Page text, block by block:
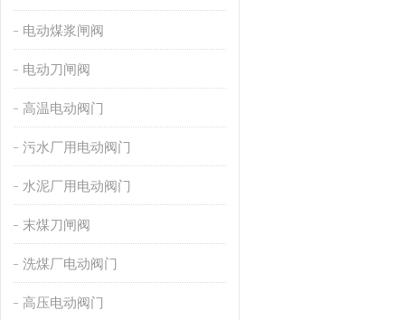
电动煤浆闸阀
电动刀闸阀
高温电动阀门
污水厂用电动阀门
水泥厂用电动阀门
末煤刀闸阀
洗煤厂电动阀门
高压电动阀门